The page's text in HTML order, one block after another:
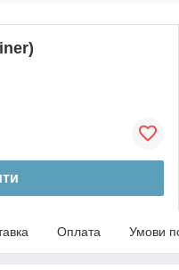
Оплата Умови